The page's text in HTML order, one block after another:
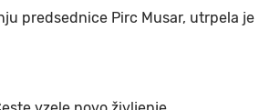
predsednice Pirc Musar, utrpela je